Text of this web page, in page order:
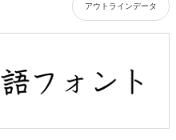
アウトラインデータ